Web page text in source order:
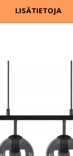
LISÄTIETOJA